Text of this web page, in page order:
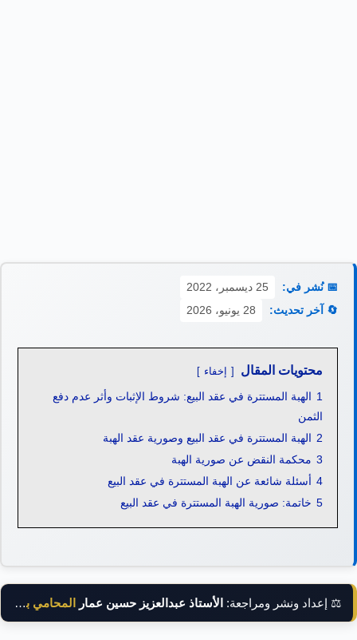
📅 نُشر في:
25 ديسمبر، 2022
🔄 آخر تحديث:
28 يونيو، 2026
محتويات المقال إخفاء
1 الهبة المستترة في عقد البيع: شروط الإثبات وأثر عدم دفع
الثمن
2 الهبة المستترة في عقد البيع وصورية عقد الهبة
3 محكمة النقض عن صورية الهبة
4 أسئلة شائعة عن الهبة المستترة في عقد البيع
5 خاتمة: صورية الهبة المستترة في عقد البيع
⚖️ إعداد ونشر ومراجعة: الأستاذ عبدالعزيز حسين عمار المحامي بالنقض